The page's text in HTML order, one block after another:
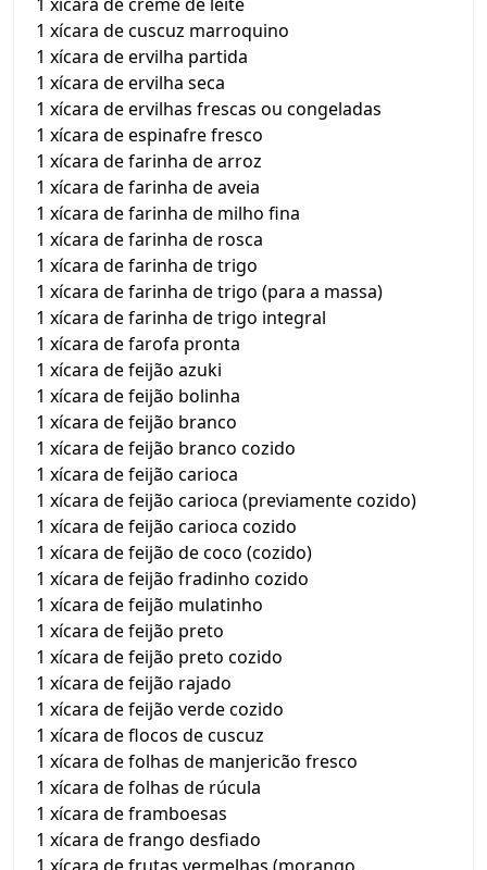
1 xícara de cuscuz marroquino
1 xícara de ervilha partida
1 xícara de ervilha seca
1 xícara de ervilhas frescas ou congeladas
1 xícara de espinafre fresco
1 xícara de farinha de arroz
1 xícara de farinha de aveia
1 xícara de farinha de milho fina
1 xícara de farinha de rosca
1 xícara de farinha de trigo
1 xícara de farinha de trigo (para a massa)
1 xícara de farinha de trigo integral
1 xícara de farofa pronta
1 xícara de feijão azuki
1 xícara de feijão bolinha
1 xícara de feijão branco
1 xícara de feijão branco cozido
1 xícara de feijão carioca
1 xícara de feijão carioca (previamente cozido)
1 xícara de feijão carioca cozido
1 xícara de feijão de coco (cozido)
1 xícara de feijão fradinho cozido
1 xícara de feijão mulatinho
1 xícara de feijão preto
1 xícara de feijão preto cozido
1 xícara de feijão rajado
1 xícara de feijão verde cozido
1 xícara de flocos de cuscuz
1 xícara de folhas de manjericão fresco
1 xícara de folhas de rúcula
1 xícara de framboesas
1 xícara de frango desfiado